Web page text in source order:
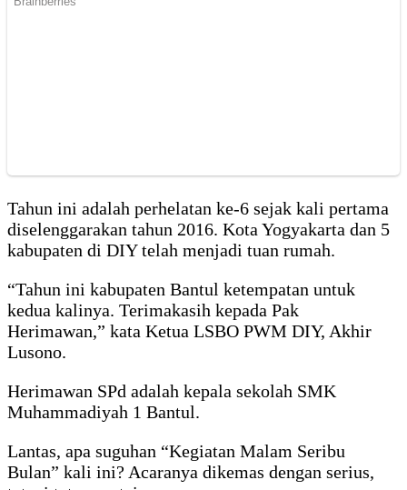
Tahun ini adalah perhelatan ke-6 sejak kali pertama
diselenggarakan tahun 2016. Kota Yogyakarta dan 5
kabupaten di DIY telah menjadi tuan rumah.
“Tahun ini kabupaten Bantul ketempatan untuk
kedua kalinya. Terimakasih kepada Pak
Herimawan,” kata Ketua LSBO PWM DIY, Akhir
Lusono.
Herimawan SPd adalah kepala sekolah SMK
Muhammadiyah 1 Bantul.
Lantas, apa suguhan “Kegiatan Malam Seribu
Bulan” kali ini? Acaranya dikemas dengan serius,